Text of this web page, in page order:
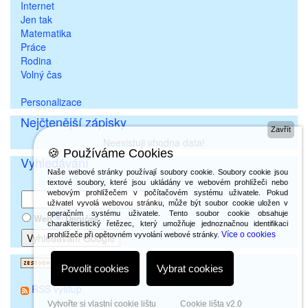
Internet
Jen tak
Matematika
Práce
Rodina
Volný čas
Personalizace
Nejčtenější zápisky
Neexistuji vhodna data!
Vyhledávání
Web Deníček
RSS výstup
Zavřít
🍪 Používáme Cookies
Naše webové stránky používají soubory cookie. Soubory cookie jsou
textové soubory, které jsou ukládány ve webovém prohlížeči nebo
webovým prohlížečem v počítačovém systému uživatele. Pokud
uživatel vyvolá webovou stránku, může být soubor cookie uložen v
operačním systému uživatele. Tento soubor cookie obsahuje
charakteristický řetězec, který umožňuje jednoznačnou identifikaci
prohlížeče při opětovném vyvolání webové stránky.Více o cookies
Povolit cookies Vybrat cookies
Vytvořte si vlastní cookie lištu Cookie lišta v2.0